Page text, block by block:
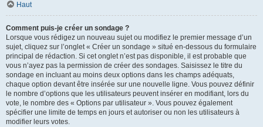
Haut
Comment puis-je créer un sondage ?
Lorsque vous rédigez un nouveau sujet ou modifiez le premier message d’un
sujet, cliquez sur l’onglet « Créer un sondage » situé en-dessous du formulaire
principal de rédaction. Si cet onglet n’est pas disponible, il est probable que
vous n’ayez pas la permission de créer des sondages. Saisissez le titre du
sondage en incluant au moins deux options dans les champs adéquats,
chaque option devant être insérée sur une nouvelle ligne. Vous pouvez définir
le nombre d’options que les utilisateurs peuvent insérer en modifiant, lors du
vote, le nombre des « Options par utilisateur ». Vous pouvez également
spécifier une limite de temps en jours et autoriser ou non les utilisateurs à
modifier leurs votes.